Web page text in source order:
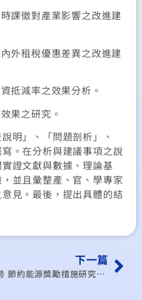
課徵對產業影響之改進建
外租稅優惠差異之改進建
抵減率之效果分析。
果之研究。
明」、「問題剖析」、
寫。在分析與建議事項之說
證文獻與數據、理論基
並且彙整產、官、學專家
見。最後，提出具體的結
下一篇
節約能源獎勵措施研究及推廣計畫